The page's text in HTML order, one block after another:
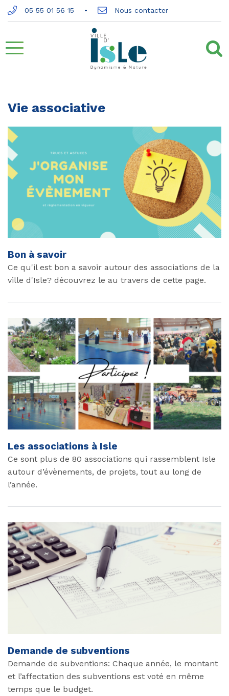
Gestion des traceurs
05 55 01 56 15 Nous contacter
Aller
la
navigation
Vie associative
Bon à savoir
Ce qu'il est bon a savoir autour des associations de la
ville d'Isle? découvrez le au travers de cette page.
Les associations à Isle
Ce sont plus de 80 associations qui rassemblent Isle
autour d’évènements, de projets, tout au long de
l’année.
Demande de subventions
Demande de subventions: Chaque année, le montant
et l’affectation des subventions est voté en même
temps que le budget.